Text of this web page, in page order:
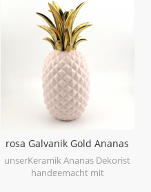
ist aus Feinsteinzeug in China
gefertigt, bekommen mehr
Frühlingsstimmung versuchen
Sie dieslindgrüne Keramikvase.
rosa Galvanik Gold Ananas
Figur Haus Deko
unserKeramik Ananas Dekorist
handgemacht mit